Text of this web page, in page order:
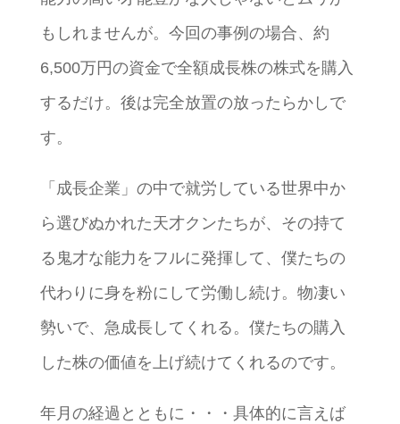
もしれませんが。今回の事例の場合、約
6,500万円の資金で全額成長株の株式を購入
するだけ。後は完全放置の放ったらかしで
す。
「成長企業」の中で就労している世界中か
ら選びぬかれた天才クンたちが、その持て
る鬼才な能力をフルに発揮して、僕たちの
代わりに身を粉にして労働し続け。物凄い
勢いで、急成長してくれる。僕たちの購入
した株の価値を上げ続けてくれるのです。
年月の経過とともに・・・具体的に言えば